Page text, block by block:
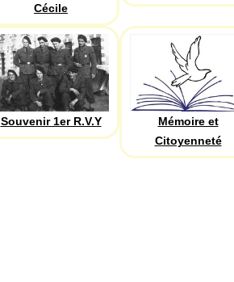
Cécile
Souvenir 1er R.V.Y
Mémoire et
Citoyenneté